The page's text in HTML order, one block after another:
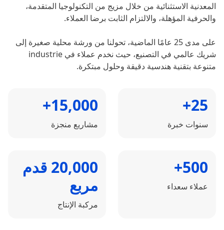
المعدنية الاستثنائية من خلال مزيج من التكنولوجيا المتقدمة،
والحرفية المؤهلة، والالتزام الثابت برضا العملاء.
على مدى 25 عامًا الماضية، تحولنا من ورشة محلية صغيرة إلى
شريك عالمي في التصنيع، حيث نخدم عملاء في industrie
متنوعة بتقنية هندسية دقيقة وحلول مبتكرة.
25+
سنوات خبرة
15,000+
مشاريع منجزة
500+
عملاء سعداء
20,000 قدم
مربع
مركبة الإنتاج